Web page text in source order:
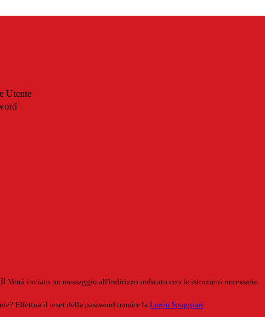
Utente
Verrà inviato un messaggio all'indirizzo indicato con le istruzioni necessarie.
Effettua il reset della password tramite la Login Spaggiari